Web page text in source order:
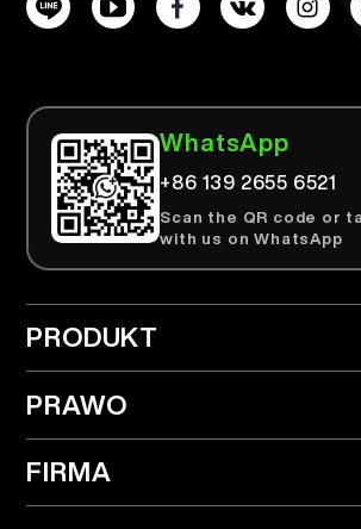
WhatsApp
+86 139 2655 6521
Scan the QR code or
with us on WhatsApp
PRODUKT
> AIRTEK Jednorazowy
> AIRTEK Wymienny Aparat
> AIRTEK Kartridże
PRAWO
> Polityka prywatności
> Warunki użytkowania
FIRMA